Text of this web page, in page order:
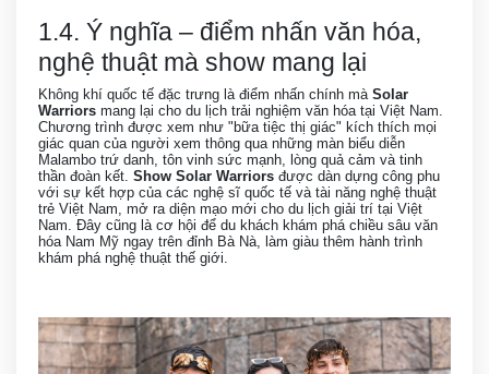
1.4. Ý nghĩa – điểm nhấn văn hóa,
nghệ thuật mà show mang lại
Không khí quốc tế đặc trưng là điểm nhấn chính mà Solar
Warriors mang lại cho du lịch trải nghiệm văn hóa tại Việt Nam.
Chương trình được xem như "bữa tiệc thị giác" kích thích mọi
giác quan của người xem thông qua những màn biểu diễn
Malambo trứ danh, tôn vinh sức mạnh, lòng quả cảm và tinh
thần đoàn kết. Show Solar Warriors được dàn dựng công phu
với sự kết hợp của các nghệ sĩ quốc tế và tài năng nghệ thuật
trẻ Việt Nam, mở ra diện mạo mới cho du lịch giải trí tại Việt
Nam. Đây cũng là cơ hội để du khách khám phá chiều sâu văn
hóa Nam Mỹ ngay trên đỉnh Bà Nà, làm giàu thêm hành trình
khám phá nghệ thuật thế giới.